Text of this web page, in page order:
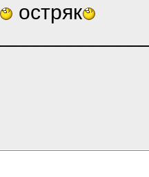
остряк